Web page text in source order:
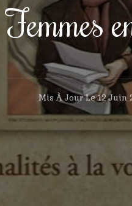
Femmes
Mis À Jour Le12 Juin